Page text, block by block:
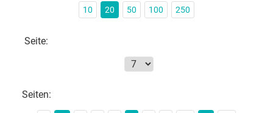
10 20 50 100 250
Seite:
Seiten: